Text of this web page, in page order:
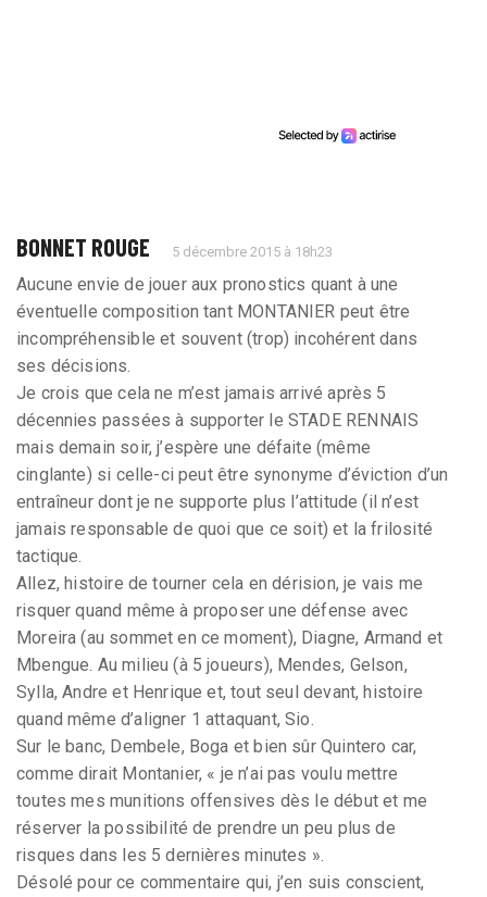
BONNET ROUGE 5 décembre 2015 à 18h23
Aucune envie de jouer aux pronostics quant à une
éventuelle composition tant MONTANIER peut être
incompréhensible et souvent (trop) incohérent dans
ses décisions.
Je crois que cela ne m’est jamais arrivé après 5
décennies passées à supporter le STADE RENNAIS
mais demain soir, j’espère une défaite (même
cinglante) si celle-ci peut être synonyme d’éviction d’un
entraîneur dont je ne supporte plus l’attitude (il n’est
jamais responsable de quoi que ce soit) et la frilosité
tactique.
Allez, histoire de tourner cela en dérision, je vais me
risquer quand même à proposer une défense avec
Moreira (au sommet en ce moment), Diagne, Armand et
Mbengue. Au milieu (à 5 joueurs), Mendes, Gelson,
Sylla, Andre et Henrique et, tout seul devant, histoire
quand même d’aligner 1 attaquant, Sio.
Sur le banc, Dembele, Boga et bien sûr Quintero car,
comme dirait Montanier, « je n’ai pas voulu mettre
toutes mes munitions offensives dès le début et me
réserver la possibilité de prendre un peu plus de
risques dans les 5 dernières minutes ».
Désolé pour ce commentaire qui, j’en suis conscient,